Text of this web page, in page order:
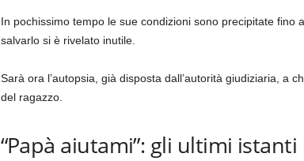
In pochissimo tempo le sue condizioni sono precipitate fino
salvarlo si è rivelato inutile.
Sarà ora l’autopsia, già disposta dall’autorità giudiziaria, a
del ragazzo.
“Papà aiutami”: gli ultimi